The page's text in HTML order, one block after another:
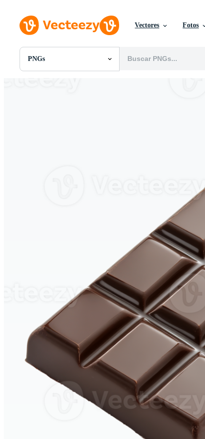
Vectores Fotos
PNGs
Todas Imágenes